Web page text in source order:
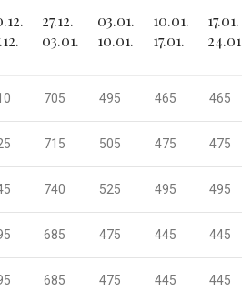
27.12.
03.01.
03.01.
10.01.
10.01.
17.01.
17.01.
705 495 465 465
715 505 475 475
740 525 495 495
685 475 445 445
685 475 445 445